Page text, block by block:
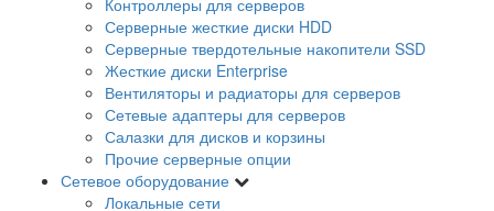
Серверные жесткие диски HDD
Серверные твердотельные накопители SSD
Жесткие диски Enterprise
Вентиляторы и радиаторы для серверов
Сетевые адаптеры для серверов
Салазки для дисков и корзины
Прочие серверные опции
Сетевое оборудование
Локальные сети